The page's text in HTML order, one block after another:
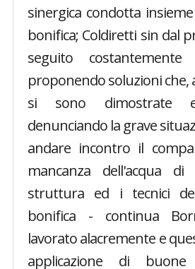
sinergica condotta
bonifica; Coldiretti sin dal
seguito
proponendo soluzioni che,
si sono dimostrate
denunciando la grave
andare incontro il
mancanza dell'acqua di
struttura ed i tecnici
bonifica - continua
lavorato alacremente e
applicazione di